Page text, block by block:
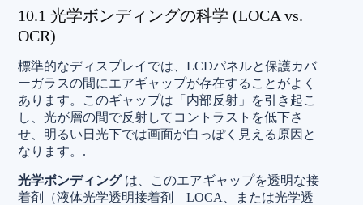
10.1 光学ボンディングの科学 (LOCA vs.
OCR)
標準的なディスプレイでは、LCDパネルと保護カバ
ーガラスの間にエアギャップが存在することがよく
あります。このギャップは「内部反射」を引き起こ
し、光が層の間で反射してコントラストを低下さ
せ、明るい日光下では画面が白っぽく見える原因と
なります。.
光学ボンディングは、このエアギャップを透明な接
着剤（液体光学透明接着剤—LOCA、または光学透